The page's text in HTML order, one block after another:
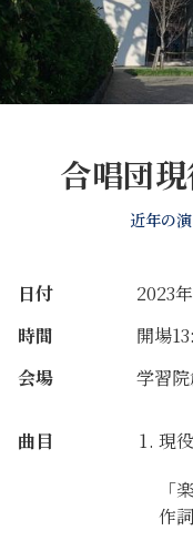
合唱団
近年の
日付
2023
時間
開場
会場
学習
曲目
現
「
作